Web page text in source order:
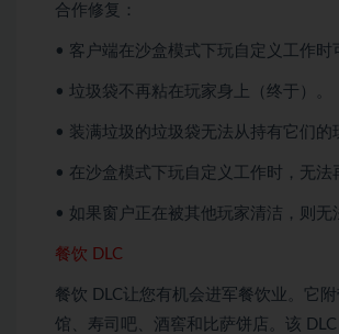
合作修复：
• 客户端在沙盒模式下玩自定义工作时
• 垃圾袋不再粘在玩家身上（终于）。
• 装满垃圾的垃圾袋无法从持有它们的
• 在沙盒模式下玩自定义工作时，无
• 如果窗户正在被其他玩家清洁，则无
餐饮 DLC
餐饮 DLC让您有机会进军餐饮业。它
馆、寿司吧、酒窖和比萨饼店。该